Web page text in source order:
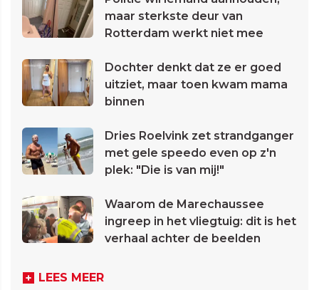
maar sterkste deur van
Rotterdam werkt niet mee
Dochter denkt dat ze er goed
uitziet, maar toen kwam mama
binnen
Dries Roelvink zet strandganger
met gele speedo even op z'n
plek: "Die is van mij!"
Waarom de Marechaussee
ingreep in het vliegtuig: dit is het
verhaal achter de beelden
LEES MEER